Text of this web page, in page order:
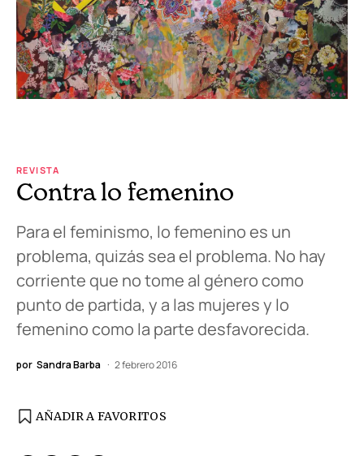
REVISTA
Contra lo femenino
Para el feminismo, lo femenino es un
problema, quizás sea el problema. No hay
corriente que no tome al género como
punto de partida, y a las mujeres y lo
femenino como la parte desfavorecida.
por Sandra Barba 2 febrero 2016
AÑADIR A FAVORITOS